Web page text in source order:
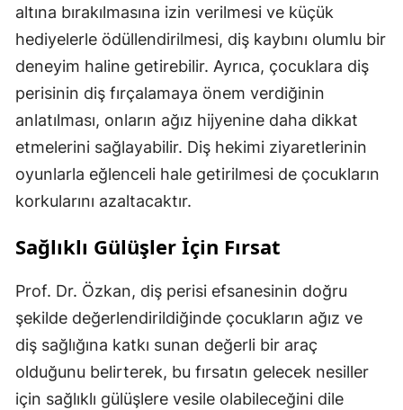
altına bırakılmasına izin verilmesi ve küçük
hediyelerle ödüllendirilmesi, diş kaybını olumlu bir
deneyim haline getirebilir. Ayrıca, çocuklara diş
perisinin diş fırçalamaya önem verdiğinin
anlatılması, onların ağız hijyenine daha dikkat
etmelerini sağlayabilir. Diş hekimi ziyaretlerinin
oyunlarla eğlenceli hale getirilmesi de çocukların
korkularını azaltacaktır.
Sağlıklı Gülüşler İçin Fırsat
Prof. Dr. Özkan, diş perisi efsanesinin doğru
şekilde değerlendirildiğinde çocukların ağız ve
diş sağlığına katkı sunan değerli bir araç
olduğunu belirterek, bu fırsatın gelecek nesiller
için sağlıklı gülüşlere vesile olabileceğini dile